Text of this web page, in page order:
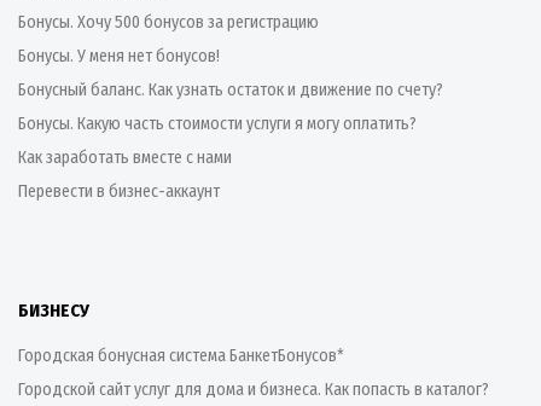
Бонусы. Хочу 500 бонусов за регистрацию
Бонусы. У меня нет бонусов!
Бонусный баланс. Как узнать остаток и движение по счету?
Бонусы. Какую часть стоимости услуги я могу оплатить?
Как заработать вместе с нами
Перевести в бизнес-аккаунт
БИЗНЕСУ
Городская бонусная система БанкетБонусов*
Городской сайт услуг для дома и бизнеса. Как попасть в каталог?